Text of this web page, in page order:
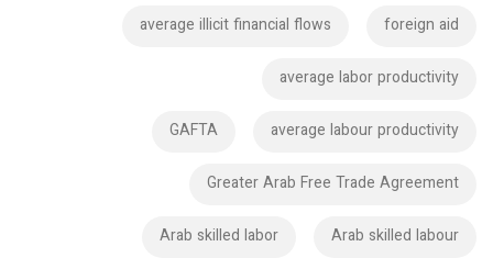
foreign aid
average illicit financial flows
average labor productivity
average labour productivity
GAFTA
Greater Arab Free Trade Agreement
Arab skilled labour
Arab skilled labor